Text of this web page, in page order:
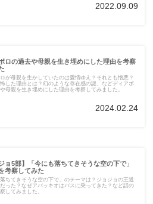
2022.09.09
ロの過去や母親を生き埋めにした理由を考察
が母親を生かしていたのは愛情ゆえ？それとも憎悪？
した理由とは？幻のような存在感の謎、などディアボ
母親を生き埋めにした理由を考察してみました。
2024.02.24
ョ5部】「今にも落ちてきそうな空の下で」
考察してみた
落ちてきそうな空の下で」のテーマは？ジョジョの王道
った？なぜアバッキオはバスに乗ってきた？など話の
してみました。